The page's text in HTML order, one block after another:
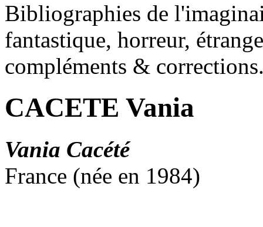
Bibliographies de
fantastique, horreur,
compléments &
CACETE Vania
Vania Cacété
France (née en 1984)